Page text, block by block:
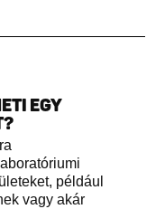
EGY
például
vagy akár